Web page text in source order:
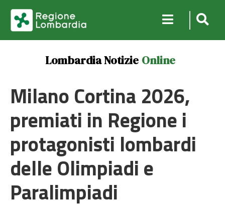
Lombardia Notizie Online
Milano Cortina 2026,
premiati in Regione i
protagonisti lombardi
delle Olimpiadi e
Paralimpiadi